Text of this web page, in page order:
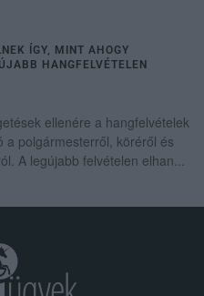
ÍGY, MINT AHOGY
HANGFELVÉTELEN
ellenére a hangfelvételek
a polgármesterről, köréről és
A legújabb felvételen elhan...